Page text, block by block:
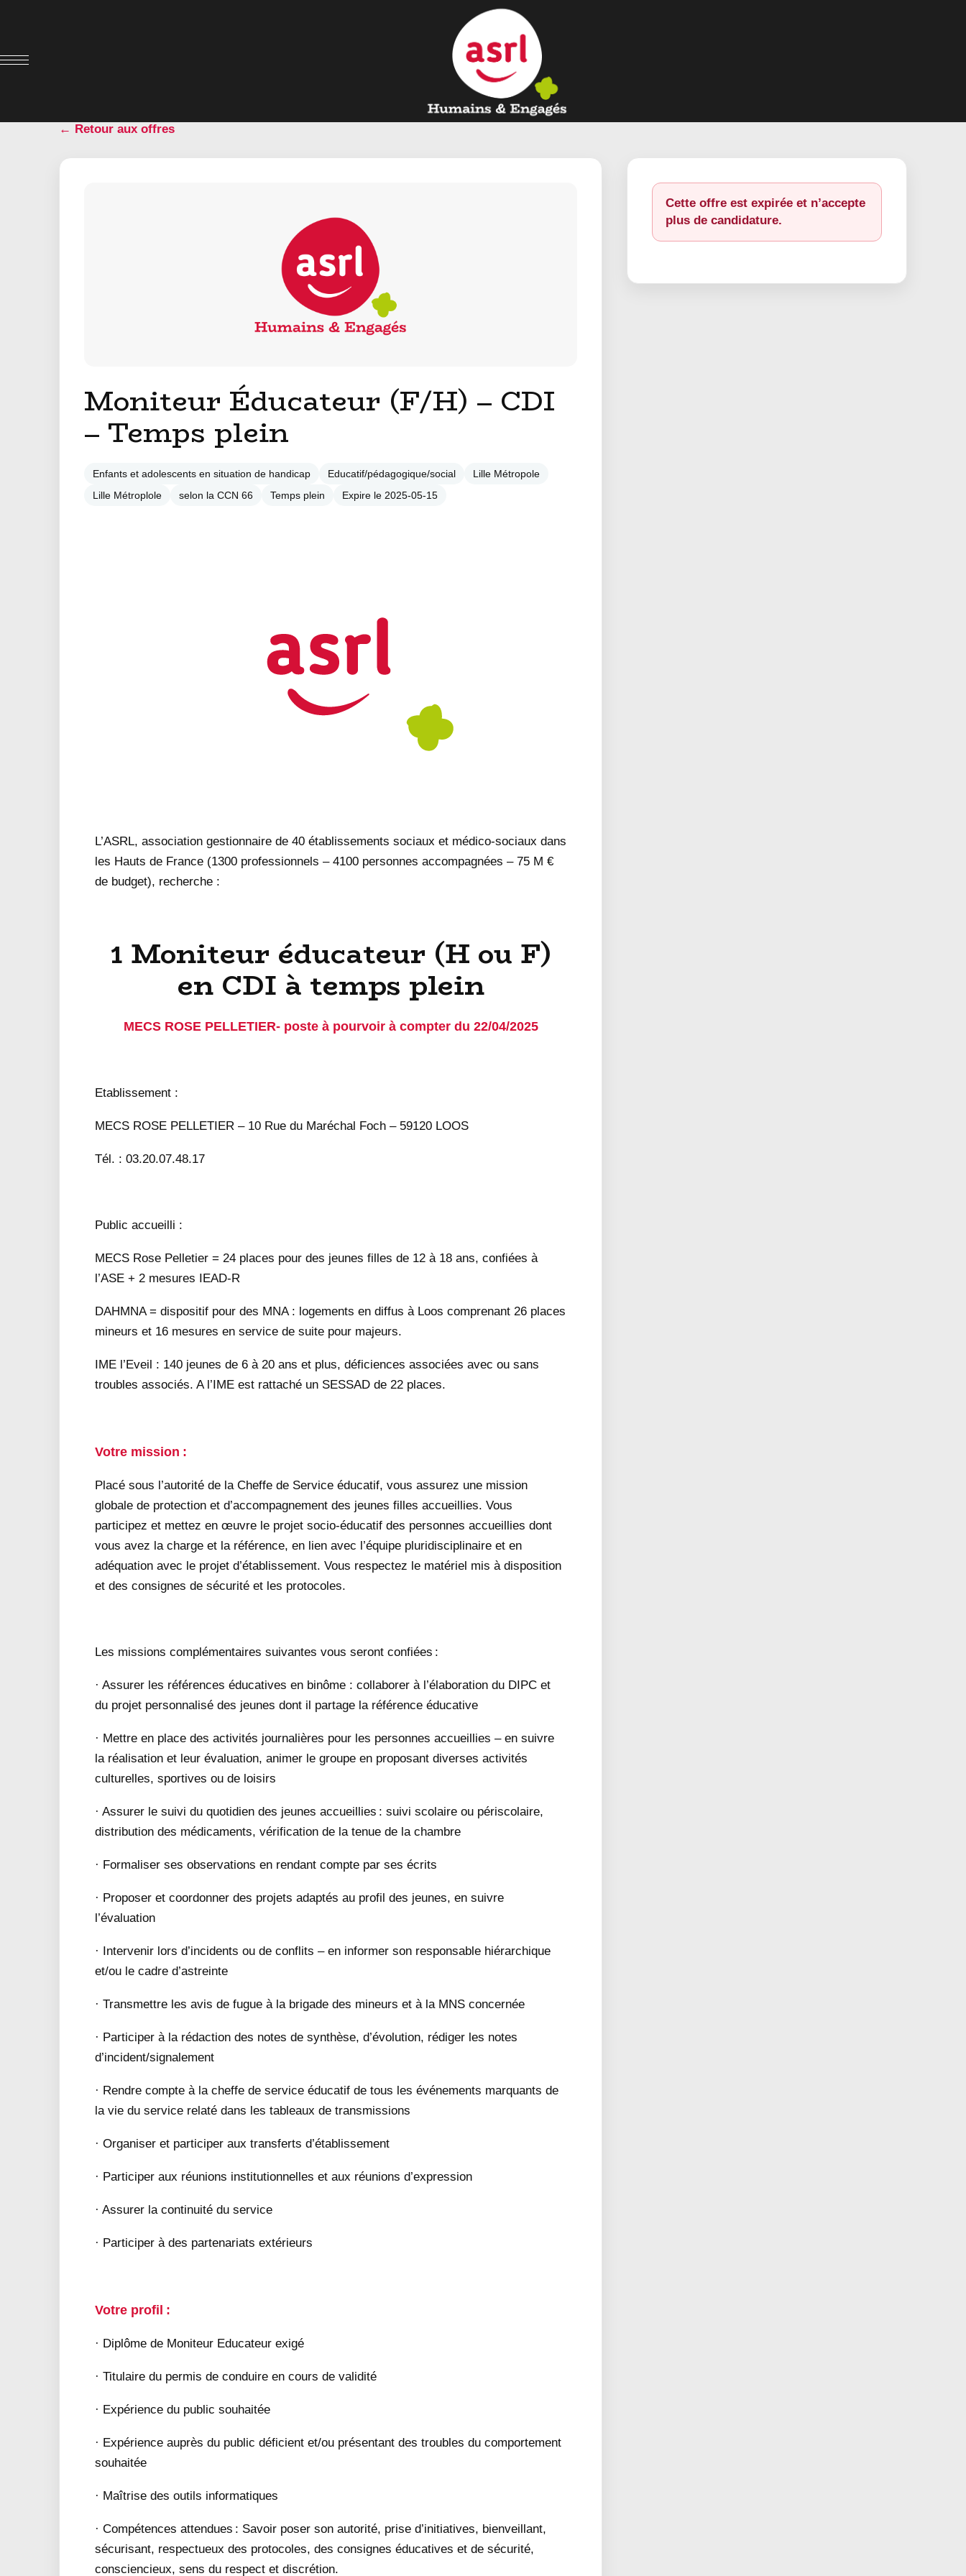
← Retour aux offres
Moniteur Éducateur (F/H) – CDI
– Temps plein
Enfants et adolescents en situation de handicap Educatif/pédagogique/social
Lille Métropole
Lille Métroplole
selon la CCN 66 Temps plein Expire le 2025-05-15
L’ASRL, association gestionnaire de 40 établissements sociaux et médico-sociaux dans
les Hauts de France (1300 professionnels – 4100 personnes accompagnées – 75 M €
de budget), recherche :
1 Moniteur éducateur (H ou F)
en CDI à temps plein
MECS ROSE PELLETIER- poste à pourvoir à compter du 22/04/2025
Etablissement :
MECS ROSE PELLETIER – 10 Rue du Maréchal Foch – 59120 LOOS
Tél. : 03.20.07.48.17
Public accueilli :
MECS Rose Pelletier = 24 places pour des jeunes filles de 12 à 18 ans, confiées à
l’ASE + 2 mesures IEAD-R
DAHMNA = dispositif pour des MNA : logements en diffus à Loos comprenant 26 places
mineurs et 16 mesures en service de suite pour majeurs.
IME l’Eveil : 140 jeunes de 6 à 20 ans et plus, déficiences associées avec ou sans
troubles associés. A l’IME est rattaché un SESSAD de 22 places.
Votre mission :
Placé sous l’autorité de la Cheffe de Service éducatif, vous assurez une mission
globale de protection et d’accompagnement des jeunes filles accueillies. Vous
participez et mettez en œuvre le projet socio-éducatif des personnes accueillies dont
vous avez la charge et la référence, en lien avec l’équipe pluridisciplinaire et en
adéquation avec le projet d’établissement. Vous respectez le matériel mis à disposition
et des consignes de sécurité et les protocoles.
Les missions complémentaires suivantes vous seront confiées :
· Assurer les références éducatives en binôme : collaborer à l’élaboration du DIPC et
du projet personnalisé des jeunes dont il partage la référence éducative
· Mettre en place des activités journalières pour les personnes accueillies – en suivre
la réalisation et leur évaluation, animer le groupe en proposant diverses activités
culturelles, sportives ou de loisirs
· Assurer le suivi du quotidien des jeunes accueillies : suivi scolaire ou périscolaire,
distribution des médicaments, vérification de la tenue de la chambre
· Formaliser ses observations en rendant compte par ses écrits
· Proposer et coordonner des projets adaptés au profil des jeunes, en suivre
l’évaluation
· Intervenir lors d’incidents ou de conflits – en informer son responsable hiérarchique
et/ou le cadre d’astreinte
· Transmettre les avis de fugue à la brigade des mineurs et à la MNS concernée
· Participer à la rédaction des notes de synthèse, d’évolution, rédiger les notes
d’incident/signalement
· Rendre compte à la cheffe de service éducatif de tous les événements marquants de
la vie du service relaté dans les tableaux de transmissions
· Organiser et participer aux transferts d’établissement
· Participer aux réunions institutionnelles et aux réunions d’expression
· Assurer la continuité du service
· Participer à des partenariats extérieurs
Votre profil :
· Diplôme de Moniteur Educateur exigé
· Titulaire du permis de conduire en cours de validité
· Expérience du public souhaitée
· Expérience auprès du public déficient et/ou présentant des troubles du comportement
souhaitée
· Maîtrise des outils informatiques
· Compétences attendues : Savoir poser son autorité, prise d’initiatives, bienveillant,
sécurisant, respectueux des protocoles, des consignes éducatives et de sécurité,
consciencieux, sens du respect et discrétion.
Cette offre est expirée et n’accepte
plus de candidature.